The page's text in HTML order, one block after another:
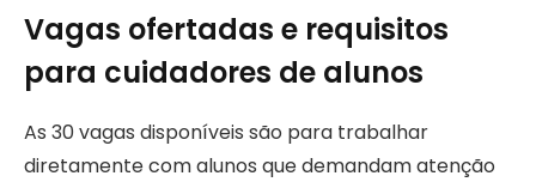
Vagas ofertadas e requisitos
para cuidadores de alunos
As 30 vagas disponíveis são para trabalhar
diretamente com alunos que demandam atenção